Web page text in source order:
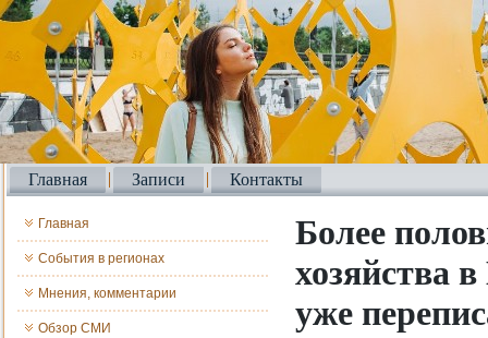
Главная Записи Контакты
Главная
События в регионах
Мнения, комментарии
Обзор СМИ
Более
хозяйства
уже